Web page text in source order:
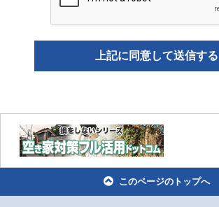
このページのトップへ